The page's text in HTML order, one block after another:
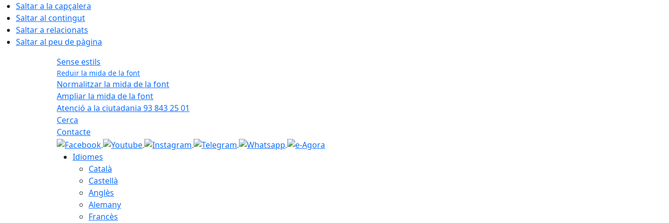
Saltar a la capçalera
Saltar al contingut
Saltar a relacionats
Saltar al peu de pàgina
Sense estils
Reduir la mida de la font
Normalitzar la mida de la font
Ampliar la mida de la font
Atenció a la ciutadania 93 843 25 01
Cerca
Contacte
Idiomes
Català
Castellà
Anglès
Alemany
Francès